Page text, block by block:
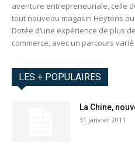
aventure entrepreneuriale, celle
tout nouveau magasin Heytens
Dotée d’une expérience de plus
commerce, avec un parcours
LES + POPULAIRES
La Chine,
31 janvier 2011